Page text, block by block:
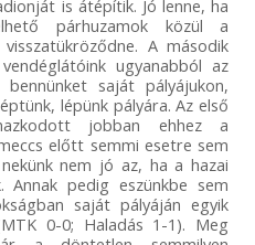
is átépítik. Jó lenne, ha
párhuzamok közül a
A második
ugyanabból az
saját pályájukon,
lépünk pályára. Az első
jobban ehhez a
előtt semmi esetre sem
nem jó az, ha a hazai
Annak pedig eszünkbe sem
saját pályáján egyik
0-0; Haladás 1-1). Meg